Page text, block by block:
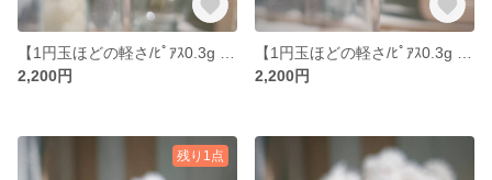
2,200円
2,200円
残り1点